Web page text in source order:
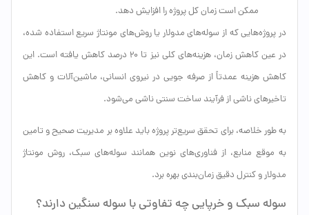
ممکن است زمان کل پروژه را افزایش دهد.
در پروژه‌هایی که از سوله‌های مدولار یا روش‌های مونتاژ سریع استفاده شده،
در عین کاهش زمان، هزینه‌های کلی نیز تا ۲۰ درصد کاهش یافته است. این
کاهش هزینه عمدتاً از صرفه جویی در نیروی انسانی، ماشین‌آلات و کاهش
تاخیرهای ناشی از فرآیند ساخت سنتی ناشی می‌شود.
به طور خلاصه، برای تحقق سریع‌تر پروژه باید علاوه بر مدیریت صحیح و تامین
به موقع منابع، از فناوری‌های نوین همانند سوله‌های سبک، روش مونتاژ
مدولار و کنترل دقیق زمان‌بندی بهره برد.
سوله سبک و خرپایی چه تفاوتی با سوله سنگین دارند؟